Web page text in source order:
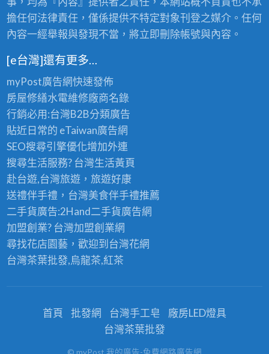
擔任何法律責任，僅係提供不特定對象刊登之媒介。任何
內容一經舉報與發現不當，將立即刪除帳號與內容。
[e台灣]還有更多…
myPost廣告網快速發佈
房屋修繕水電維修廠商名錄
行銷必用:台灣B2B分類廣告
貼近日常的 eTaiwan廣告網
SEO搜尋引擎優化增加外連
搜尋生活服務? 台灣生活黃頁
赴台遊,台灣旅遊，旅遊好康
送禮伴手禮，台灣美食伴手禮推薦
二手貨廣告:2Hand二手貨廣告網
加盟創業? 台灣加盟創業網
尋找花店園藝，歡迎到台灣花網
台灣茶葉批發,烏龍茶,紅茶
首頁 批發網 台灣手工皂
廠房LED燈具
台灣茶葉批發
© myPost 我的廣告-免費網路廣告網